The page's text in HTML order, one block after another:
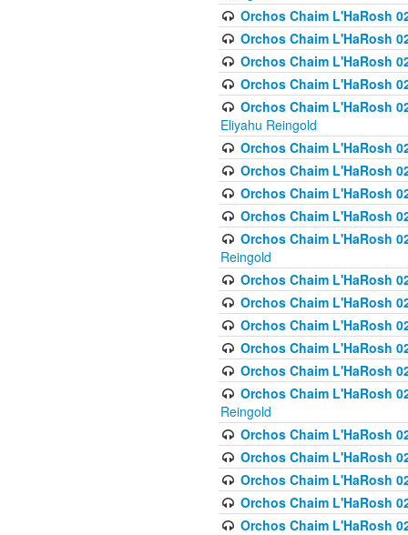
Orchos Chaim L'HaRosh
Orchos Chaim L'HaRosh
Orchos Chaim L'HaRosh
Orchos Chaim L'HaRosh
Orchos Chaim L'HaRosh
Eliyahu Reingold
Orchos Chaim L'HaRosh
Orchos Chaim L'HaRosh
Orchos Chaim L'HaRosh
Orchos Chaim L'HaRosh
Orchos Chaim L'HaRosh
Reingold
Orchos Chaim L'HaRosh
Orchos Chaim L'HaRosh
Orchos Chaim L'HaRosh
Orchos Chaim L'HaRosh
Orchos Chaim L'HaRosh
Orchos Chaim L'HaRosh
Reingold
Orchos Chaim L'HaRosh
Orchos Chaim L'HaRosh
Orchos Chaim L'HaRosh
Orchos Chaim L'HaRosh
Orchos Chaim L'HaRosh